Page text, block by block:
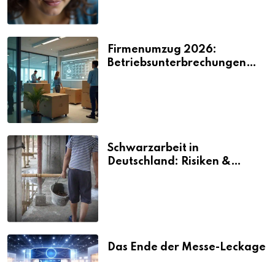
Firmenumzug 2026:
Betriebsunterbrechungen
Schwarzarbeit in
Deutschland: Risiken &
Das Ende der Messe-Leckage